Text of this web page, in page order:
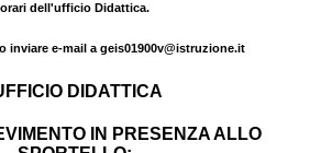
dell'ufficio Didattica.
inviare e-mail a geis01900v@istruzione.it
DIDATTICA
IN PRESENZA ALLO